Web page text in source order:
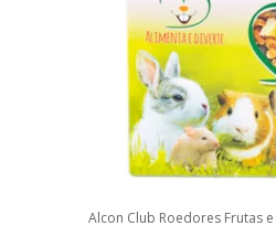
Alcon Club Roedores Frutas